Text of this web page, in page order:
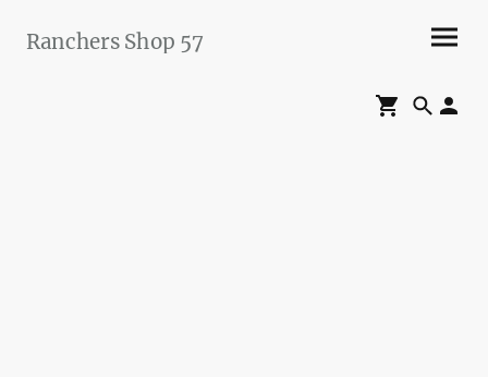
Ranchers Shop 57